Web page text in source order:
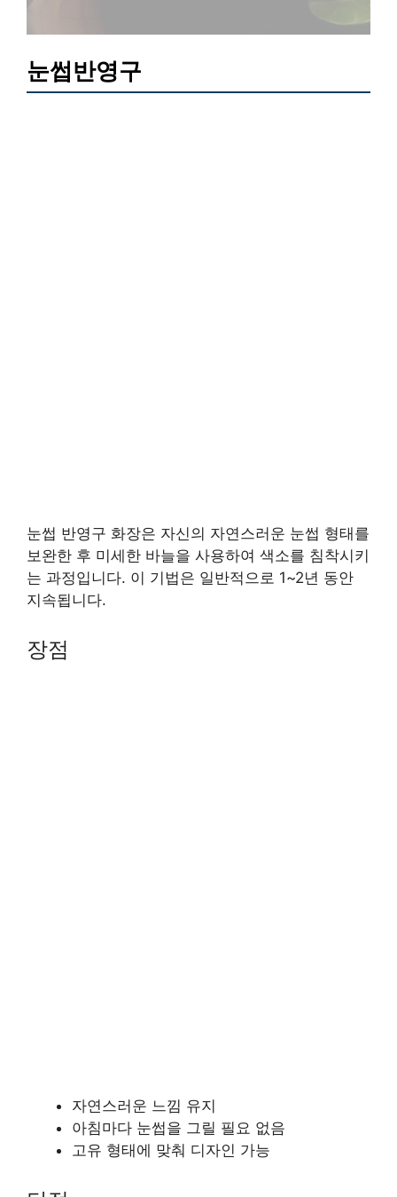
눈썹반영구
눈썹 반영구 화장은 자신의 자연스러운 눈썹 형태를
보완한 후 미세한 바늘을 사용하여 색소를 침착시키
는 과정입니다. 이 기법은 일반적으로 1~2년 동안
지속됩니다.
장점
자연스러운 느낌 유지
아침마다 눈썹을 그릴 필요 없음
고유 형태에 맞춰 디자인 가능